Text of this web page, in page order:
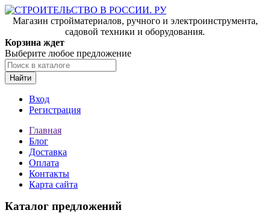
Магазин стройматериалов, ручного и электроинструмента,
садовой техники и оборудования.
Корзина ждет
Выберите любое предложение
Найти
Вход
Регистрация
Главная
Блог
Доставка
Оплата
Контакты
Карта сайта
Каталог предложений